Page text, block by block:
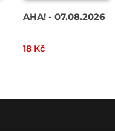
AHA! - 07.08.2026
18 Kč